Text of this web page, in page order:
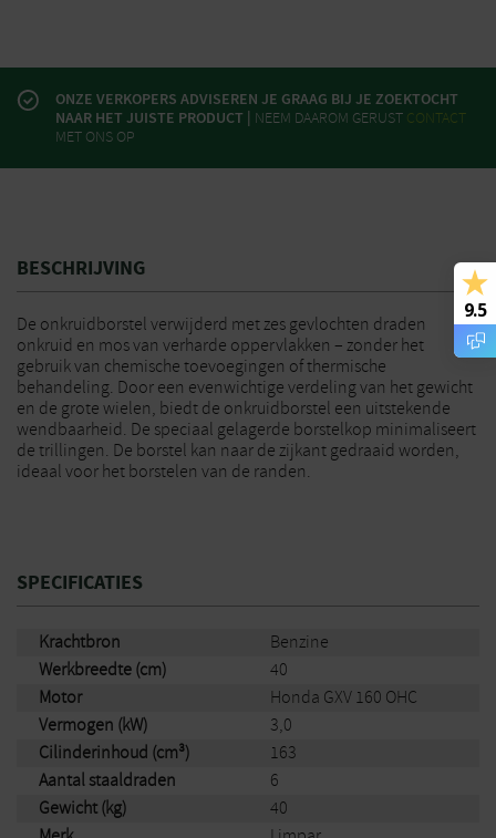
ONZE VERKOPERS ADVISEREN JE GRAAG BIJ JE ZOEKTOCHT
NAAR HET JUISTE PRODUCT | NEEM DAAROM GERUST CONTACT
MET ONS OP
BESCHRIJVING
De onkruidborstel verwijderd met zes gevlochten draden
onkruid en mos van verharde oppervlakken – zonder het
gebruik van chemische toevoegingen of thermische
behandeling. Door een evenwichtige verdeling van het gewicht
en de grote wielen, biedt de onkruidborstel een uitstekende
wendbaarheid. De speciaal gelagerde borstelkop minimaliseert
de trillingen. De borstel kan naar de zijkant gedraaid worden,
ideaal voor het borstelen van de randen.
SPECIFICATIES
Krachtbron
Benzine
Werkbreedte (cm)
40
Motor
Honda GXV 160 OHC
Vermogen (kW)
3,0
Cilinderinhoud (cm³)
163
Aantal staaldraden
6
Gewicht (kg)
40
9.5